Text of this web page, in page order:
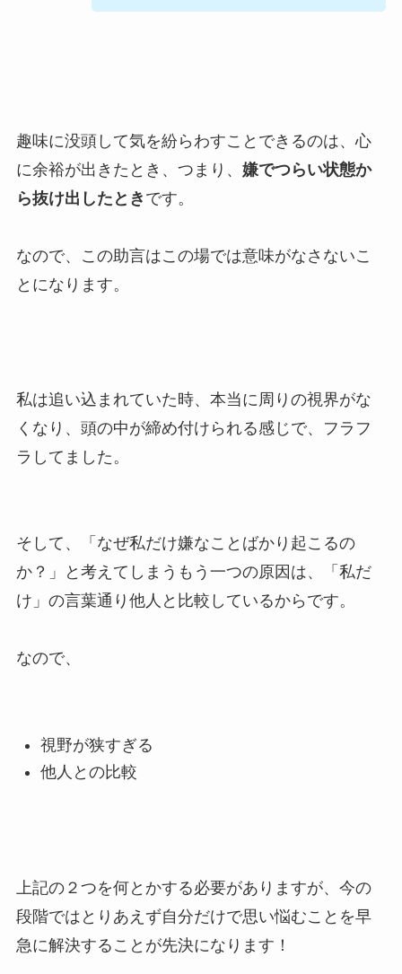
趣味に没頭して気を紛らわすことできるのは、心
に余裕が出きたとき、つまり、 嫌でつらい状態か
ら抜け出したとき です。
なので、この助言はこの場では意味がなさないこ
とになります。
私は追い込まれていた時、本当に周りの視界がな
くなり、頭の中が締め付けられる感じで、フラフ
ラしてました。
そして、「なぜ私だけ嫌なことばかり起こるの
か？」と考えてしまうもう一つの原因は、「私だ
け」の言葉通り他人と比較しているからです。
なので、
視野が狭すぎる
他人との比較
上記の２つを何とかする必要がありますが、今の
段階ではとりあえず自分だけで思い悩むことを早
急に解決することが先決になります！